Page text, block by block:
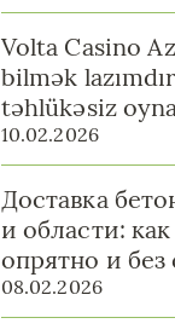
Volta Casino
bilmək
təhlükəsiz
10.02.2026
Доставка
и области:
опрятно и
08.02.2026